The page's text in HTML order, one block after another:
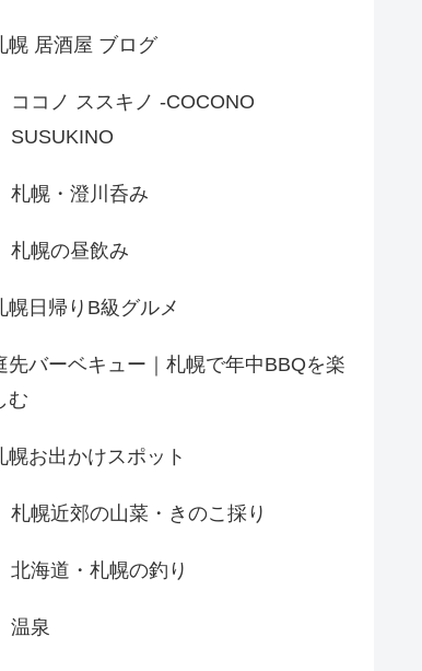
幌 居酒屋 ブログ
ココノ ススキノ -COCONO
SUSUKINO
札幌・澄川呑み
札幌の昼飲み
幌日帰りB級グルメ
先バーベキュー｜札幌で年中BBQを楽
む
幌お出かけスポット
札幌近郊の山菜・きのこ採り
北海道・札幌の釣り
温泉